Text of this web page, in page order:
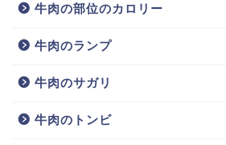
牛肉の部位のカロリー
牛肉のランプ
牛肉のサガリ
牛肉のトンビ